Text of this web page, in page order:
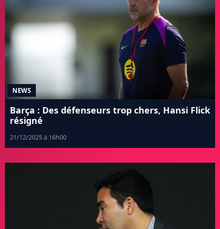
NEWS
Barça : Des défenseurs trop chers, Hansi Flick
résigné
21/12/2025 à 16h00